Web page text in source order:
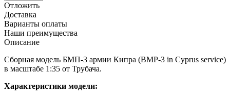
Отложить
Доставка
Варианты оплаты
Наши преимущества
Описание
Сборная модель БМП-3 армии Кипра (BMP-3 in Cyprus service)
в масштабе 1:35 от Трубача.
Характеристики модели: